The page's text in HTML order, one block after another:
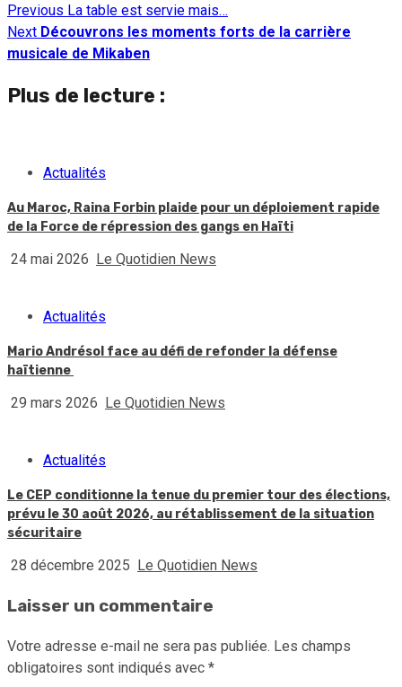
Continue
Reading
Previous La table est servie mais…
Next Découvrons les moments forts de la carrière
musicale de Mikaben
Plus de lecture :
Actualités
Au Maroc, Raina Forbin plaide pour un déploiement rapide
de la Force de répression des gangs en Haïti
24 mai 2026 Le Quotidien News
Actualités
Mario Andrésol face au défi de refonder la défense
haïtienne
29 mars 2026 Le Quotidien News
Actualités
Le CEP conditionne la tenue du premier tour des élections,
prévu le 30 août 2026, au rétablissement de la situation
sécuritaire
28 décembre 2025 Le Quotidien News
Laisser un commentaire
Votre adresse e-mail ne sera pas publiée. Les champs
obligatoires sont indiqués avec *